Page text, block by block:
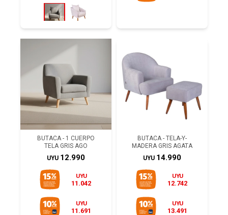
BUTACA - 1 CUERPO
TELA GRIS AGO
UYU 12.990
UYU
11.042
UYU
11.691
BUTACA - TELA-Y-
MADERA GRIS AGATA
UYU 14.990
UYU
12.742
UYU
13.491